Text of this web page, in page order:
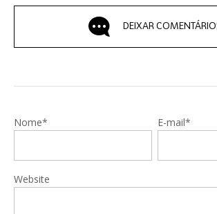
DEIXAR
Nome* E-mail*
Website